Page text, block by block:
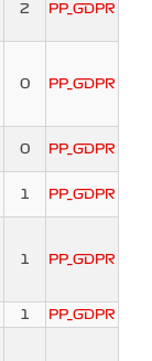
2 PP_GDPR
0 PP_GDPR
0 PP_GDPR
1 PP_GDPR
1 PP_GDPR
1 PP_GDPR